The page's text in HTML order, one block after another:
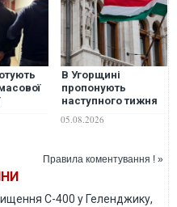
В Угорщині
пропонують
наступного тижня
президента
05.08.2026
Правила коментування ! »
С-400 у Геленджику,